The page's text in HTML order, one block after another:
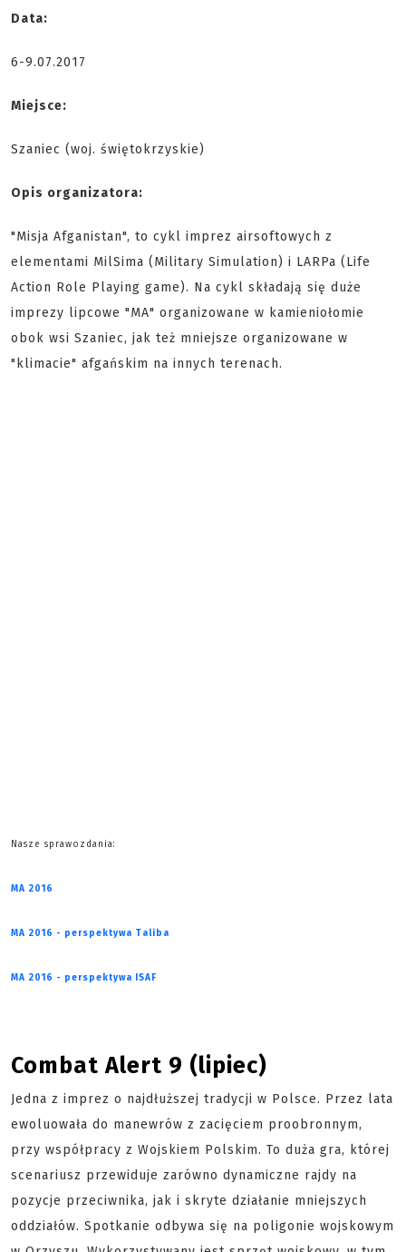
Data:
6-9.07.2017
Miejsce:
Szaniec (woj. świętokrzyskie)
Opis organizatora:
"Misja Afganistan", to cykl imprez airsoftowych z
elementami MilSima (Military Simulation) i LARPa (Life
Action Role Playing game). Na cykl składają się duże
imprezy lipcowe "MA" organizowane w kamieniołomie
obok wsi Szaniec, jak też mniejsze organizowane w
"klimacie" afgańskim na innych terenach.
Nasze sprawozdania:
MA 2016
MA 2016 - perspektywa Taliba
MA 2016 - perspektywa ISAF
Combat Alert 9 (lipiec)
Jedna z imprez o najdłuższej tradycji w Polsce. Przez lata
ewoluowała do manewrów z zacięciem proobronnym,
przy współpracy z Wojskiem Polskim. To duża gra, której
scenariusz przewiduje zarówno dynamiczne rajdy na
pozycje przeciwnika, jak i skryte działanie mniejszych
oddziałów. Spotkanie odbywa się na poligonie wojskowym